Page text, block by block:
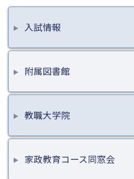
入試情報
附属図書館
教職大学院
家政教育コース同窓会